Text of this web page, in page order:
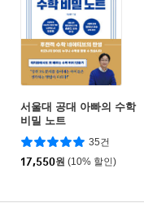
서울대 공대 아빠의 수학
비밀 노트
35건
17,550원 (10% 할인)